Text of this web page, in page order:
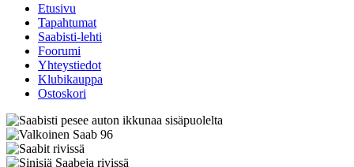
Etusivu
Tapahtumat
Saabisti-lehti
Foorumi
Yhteystiedot
Klubikauppa
Ostoskori